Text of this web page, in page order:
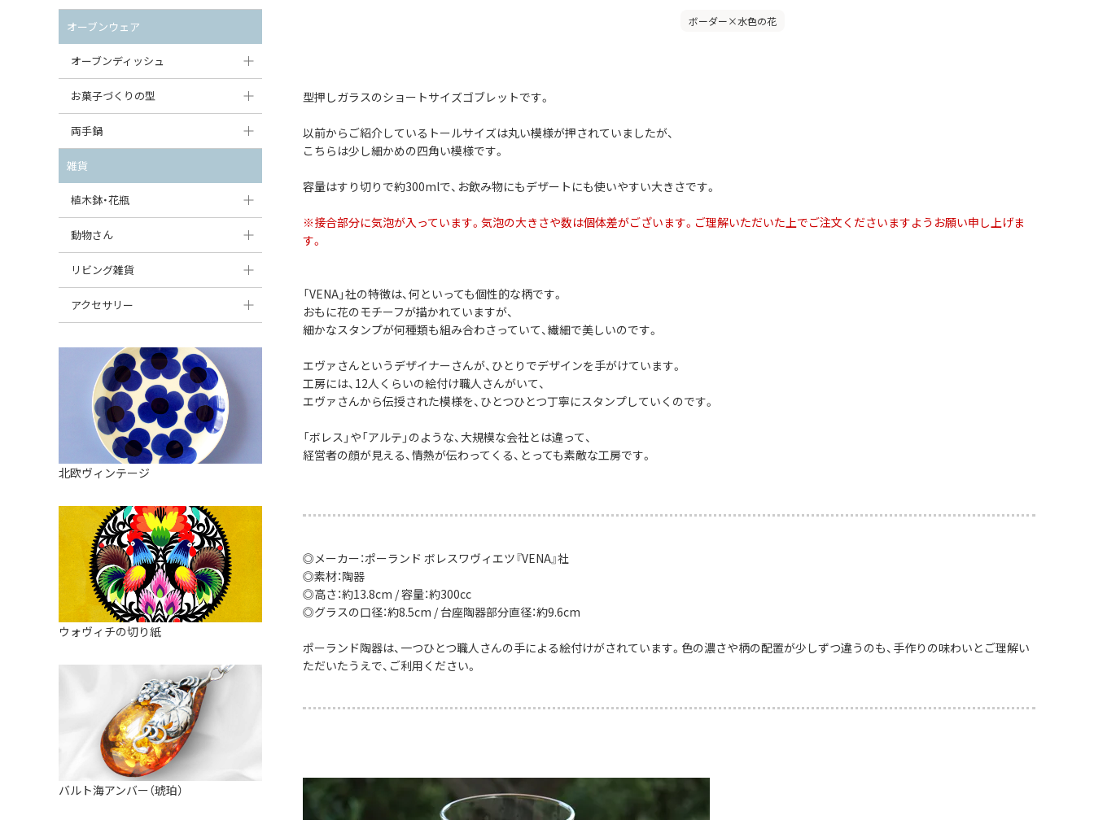
ボーダー×水色の花
型押しガラスのショートサイズゴブレットです。
以前からご紹介しているトールサイズは丸い模様が押されていましたが、
こちらは少し細かめの四角い模様です。
容量はすり切りで約300mlで、お飲み物にもデザートにも使いやすい大きさです。
※接合部分に気泡が入っています。気泡の大きさや数は個体差がございます。ご理解いただいた上でご注文くださいますようお願い申し上げま
す。
「VENA」社の特徴は、何といっても個性的な柄です。
おもに花のモチーフが描かれていますが、
細かなスタンプが何種類も組み合わさっていて、繊細で美しいのです。
エヴァさんというデザイナーさんが、ひとりでデザインを手がけています。
工房には、12人くらいの絵付け職人さんがいて、
エヴァさんから伝授された模様を、ひとつひとつ丁寧にスタンプしていくのです。
「ボレス」や「アルテ」のような、大規模な会社とは違って、
経営者の顔が見える、情熱が伝わってくる、とっても素敵な工房です。
◎メーカー：ポーランド ボレスワヴィエツ『VENA』社
◎素材：陶器
◎高さ：約13.8cm / 容量：約300cc
◎グラスの口径：約8.5cm / 台座陶器部分直径：約9.6cm
ポーランド陶器は、一つひとつ職人さんの手による絵付けがされています。色の濃さや柄の配置が少しずつ違うのも、手作りの味わいとご理解い
ただいたうえで、ご利用ください。
ダルマプレート
たまご型プレート
ハート型プレート
変形プレート
分割ディッシュ
すべて見る
茶碗
オーバルボウル
ハートボウル
葉っぱ型ボウル
りんご型ボウル
いちご型ボウル
星型ボウル
スープカップ
そば猪口・フリーカップ
ココット
薬味入れ
ミキシングボウル
すべて見る
ガーリックポット
オニオンキャニスター
ガーリックキャニスター
チーズケース
バターディッシュ
六角形ポット
ボトル
すべて見る
丸型カッティングボード
すべて見る
調味料入れ
グレイヴィーボート
エッグカップ
ケーキスタンド
カトラリー
はしおき・カトラリーレスト
オーブンウェア
オーブンディッシュ
大型（24cm〜）
中型（18〜24cm）
スクエアオーブンディッシュ
オーバルオーブンディッシュ
すべて見る
お菓子づくりの型
パウンド型
マフィン型
すべて見る
両手鍋
チュリーン
キャセロール
すべて見る
雑貨
植木鉢・花瓶
植木鉢
花瓶
動物さん
フィギュア・置物
貯金箱
オーナメント
クリーマー
リビング雑貨
スツール
バス・洗面用品
家具小物
小物入れ
アロマポット
バスケット
装飾用タイル・プレート
ミニチュア
天使さま
カードスタンド
マグネット
すべて見る
アクセサリー
ペンダントトップ
すべて見る
北欧ヴィンテージ
ウォヴィチの切り紙
バルト海アンバー（琥珀）